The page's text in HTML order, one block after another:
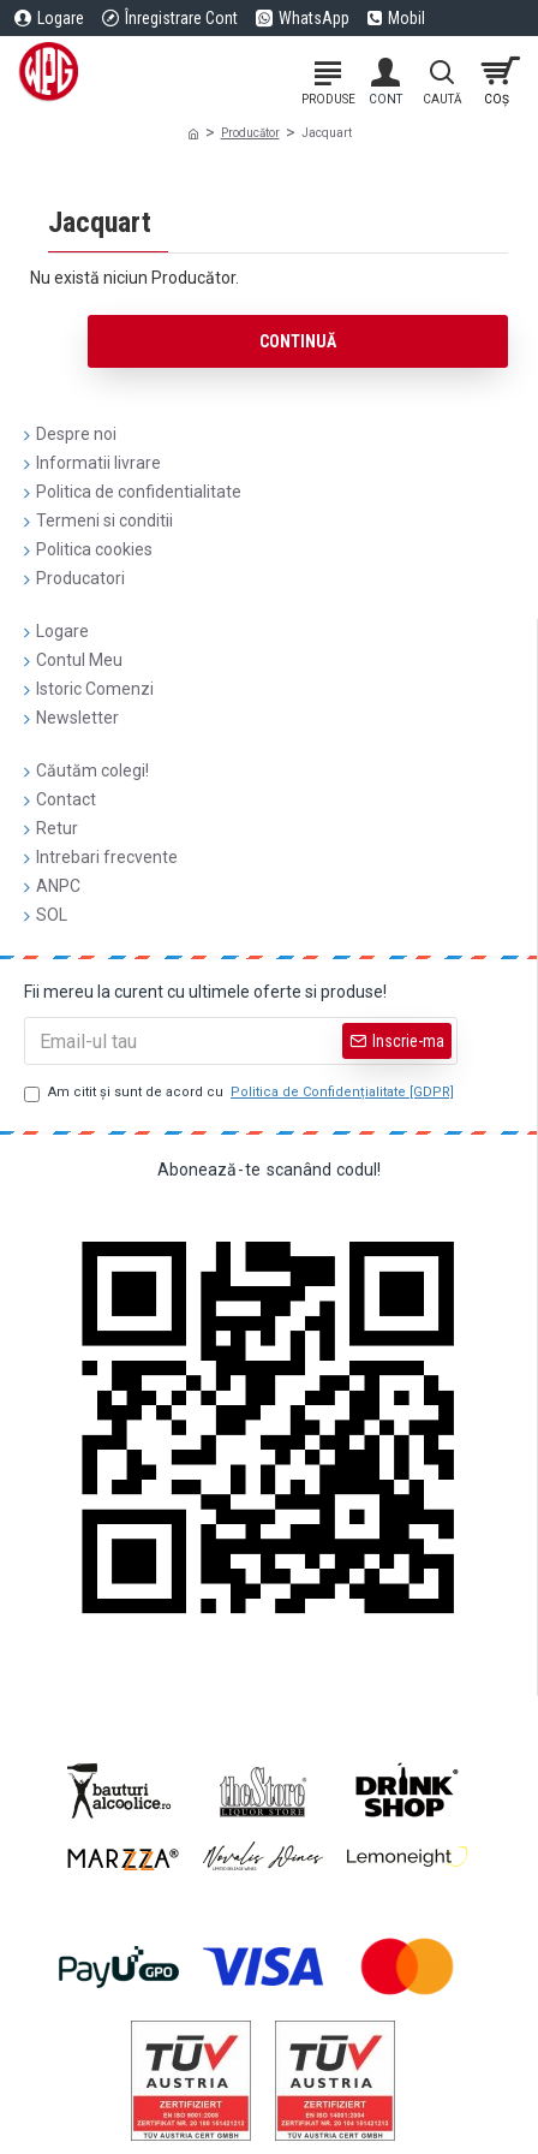
Logare Înregistrare Cont WhatsApp Mobil
Producător Jacquart
Jacquart
Nu există niciun Producător.
CONTINUĂ
Despre noi
Informatii livrare
Politica de confidentialitate
Termeni si conditii
Politica cookies
Producatori
Logare
Contul Meu
Istoric Comenzi
Newsletter
Căutăm colegi!
Contact
Retur
Intrebari frecvente
ANPC
SOL
Fii mereu la curent cu ultimele oferte si produse!
Inscrie-ma
Am citit şi sunt de acord cu Politica de Confidențialitate [GDPR]
Abonează-te scanând codul!